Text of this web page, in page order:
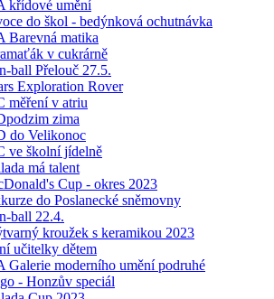
křídové umění
do škol - bedýnková ochutnávka
Barevná matika
v cukrárně
ball Přelouč 27.5.
Exploration Rover
měření v atriu
zima
do Velikonoc
ve školní jídelně
má talent
Cup - okres 2023
do Poslanecké sněmovny
ball 22.4.
kroužek s keramikou 2023
učitelky dětem
Galerie moderního umění podruhé
- Honzův speciál